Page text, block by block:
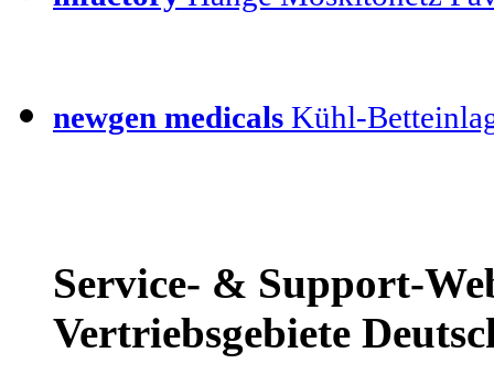
newgen medicals Kühl-
Service- & Support-
Vertriebsgebiete